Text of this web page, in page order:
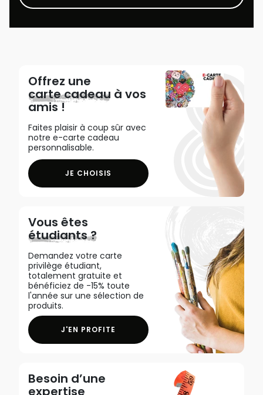
Offrez une
carte cadeau à vos
amis !
Faites plaisir à coup sûr avec
notre e-carte cadeau
personnalisable.
JE CHOISIS
Vous êtes
étudiants ?
Demandez votre carte
privilège étudiant,
totalement gratuite et
bénéficiez de -15% toute
l'année sur une sélection de
produits.
J'EN PROFITE
Besoin d’une
expertise